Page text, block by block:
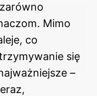
Mimo
co
się
–